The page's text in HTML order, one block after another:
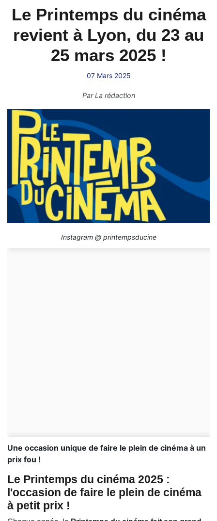
Le Printemps du cinéma
revient à Lyon, du 23 au
25 mars 2025 !
07 Mars 2025
ParLa rédaction
Instagram @ printempsducine
Une occasion unique de faire le plein de cinéma à un
prix fou !
Le Printemps du cinéma 2025 :
l'occasion de faire le plein de cinéma
à petit prix !